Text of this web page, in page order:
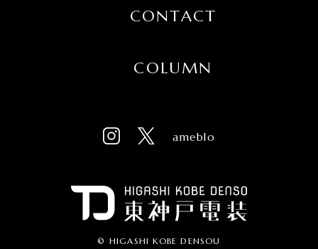
ameblo
CONTACT
COLUMN
© HIGASHI KOBE DENSOU